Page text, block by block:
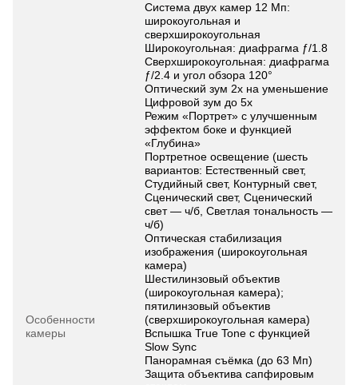
Особенности
камеры
Система двух камер 12 Мп:
широкоугольная и
сверхширокоугольная
Широкоугольная: диафрагма ƒ/1.8
Сверхширокоугольная: диафрагма
ƒ/2.4 и угол обзора 120°
Оптический зум 2x на уменьшение
Цифровой зум до 5x
Режим «Портрет» с улучшенным
эффектом боке и функцией
«Глубина»
Портретное освещение (шесть
вариантов: Естественный свет,
Студийный свет, Контурный свет,
Сценический свет, Сценический
свет — ч/б, Светлая тональность —
ч/б)
Оптическая стабилизация
изображения (широкоугольная
камера)
Шестилинзовый объектив
(широкоугольная камера);
пятилинзовый объектив
(сверхширокоугольная камера)
Вспышка True Tone с функцией
Slow Sync
Панорамная съёмка (до 63 Мп)
Защита объектива сапфировым